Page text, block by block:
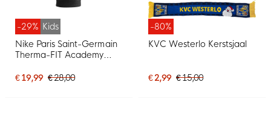
-29% Kids
Nike Paris Saint-Germain
Therma-FIT Academy
Wit
€ 19,99 € 28,00
-80%
KVC Westerlo Kerstsjaal
€ 2,99 € 15,00